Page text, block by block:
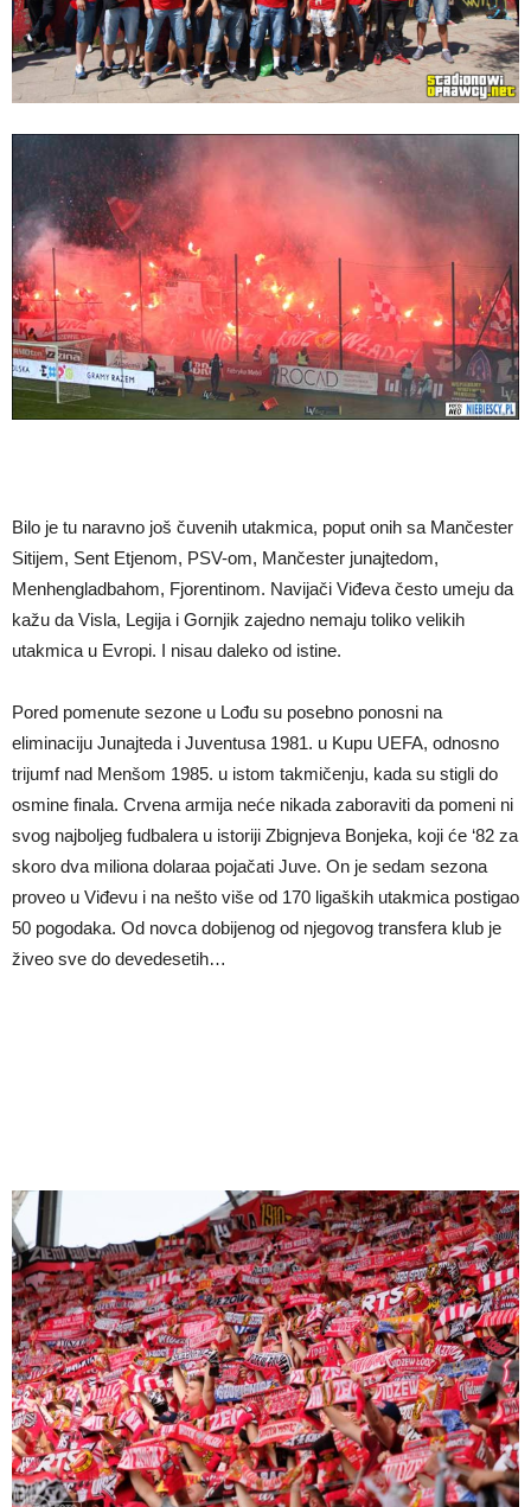
Bilo je tu naravno još čuvenih utakmica, poput onih sa Mančester
Sitijem, Sent Etjenom, PSV-om, Mančester junajtedom,
Menhengladbahom, Fjorentinom. Navijači Viđeva često umeju da
kažu da Visla, Legija i Gornjik zajedno nemaju toliko velikih
utakmica u Evropi. I nisau daleko od istine.
Pored pomenute sezone u Lođu su posebno ponosni na
eliminaciju Junajteda i Juventusa 1981. u Kupu UEFA, odnosno
trijumf nad Menšom 1985. u istom takmičenju, kada su stigli do
osmine finala. Crvena armija neće nikada zaboraviti da pomeni ni
svog najboljeg fudbalera u istoriji Zbignjeva Bonjeka, koji će ‘82 za
skoro dva miliona dolaraa pojačati Juve. On je sedam sezona
proveo u Viđevu i na nešto više od 170 ligaških utakmica postigao
50 pogodaka. Od novca dobijenog od njegovog transfera klub je
živeo sve do devedesetih…